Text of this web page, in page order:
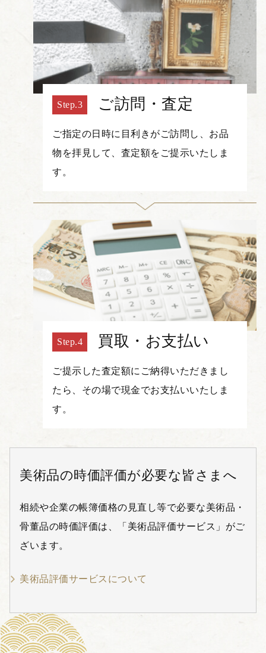
ご訪問・査定
ご指定の日時に目利きがご訪問し、お品
物を拝見して、査定額をご提示いたしま
す。
買取・お支払い
ご提示した査定額にご納得いただきまし
たら、その場で現金でお支払いいたしま
す。
美術品の時価評価が必要な皆さまへ
相続や企業の帳簿価格の見直し等で必要な美術品・
骨董品の時価評価は、「美術品評価サービス」がご
ざいます。
美術品評価サービスについて